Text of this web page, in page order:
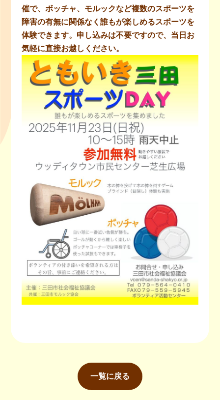
催で、ボッチャ、モルックなど複数のスポーツを
障害の有無に関係なく誰もが楽しめるスポーツを
体験できます。申し込みは不要ですので、当日お
気軽に直接お越しください。
一覧に戻る